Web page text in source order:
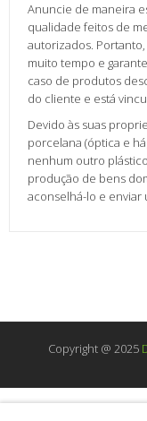
Anuncie de maneira
qualidade feitos de
autorizados.
muito tempo e
caso de produtos
do cliente e está
Devido às suas
porcelana (óptica e
nenhum outro
produção de bens
aconselhá-lo e enviar
Copyright @ 2025